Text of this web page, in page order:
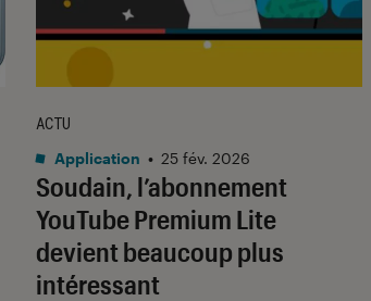
Soudain, l’abonnement
YouTube Premium Lite
devient beaucoup plus
intéressant
ACTU
Application • 25 fév. 2026